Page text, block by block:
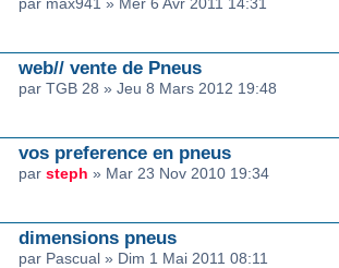
web// vente de Pneus
par TGB 28 » Jeu 8 Mars 2012 19:48
vos preference en pneus
par steph » Mar 23 Nov 2010 19:34
dimensions pneus
par Pascual » Dim 1 Mai 2011 08:11